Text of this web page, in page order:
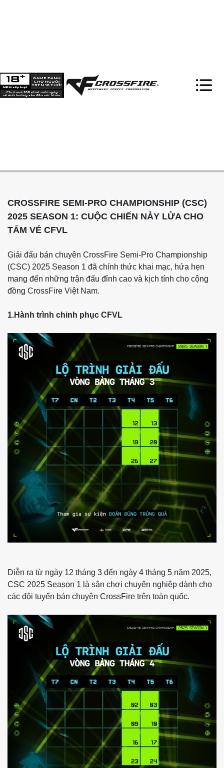
CROSSFIRE SEMI-PRO CHAMPIONSHIP (CSC)
2025 SEASON 1: CUỘC CHIẾN NẢY LỬA CHO
TẤM VÉ CFVL
Giải đấu bán chuyên CrossFire Semi-Pro Championship
(CSC) 2025 Season 1 đã chính thức khai mạc, hứa hẹn
mang đến những trận đấu đỉnh cao và kịch tính cho cộng
đồng CrossFire Việt Nam.
1.Hành trình chinh phục CFVL
Diễn ra từ ngày 12 tháng 3 đến ngày 4 tháng 5 năm 2025,
CSC 2025 Season 1 là sân chơi chuyên nghiệp dành cho
các đội tuyển bán chuyên CrossFire trên toàn quốc.